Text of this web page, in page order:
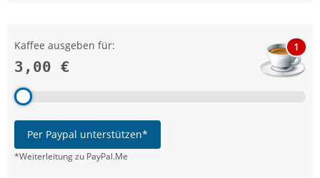
Kaffee ausgeben für:
3,00 €
1
Per Paypal unterstützen*
*Weiterleitung zu PayPal.Me